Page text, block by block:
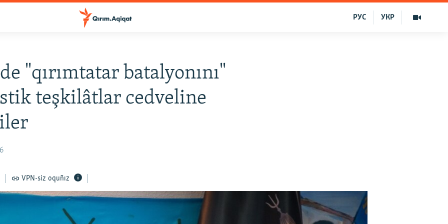
УКР
РУС
"qırımtatar batalyonını"
teşkilâtlar cedveline
VPN-siz oquñız